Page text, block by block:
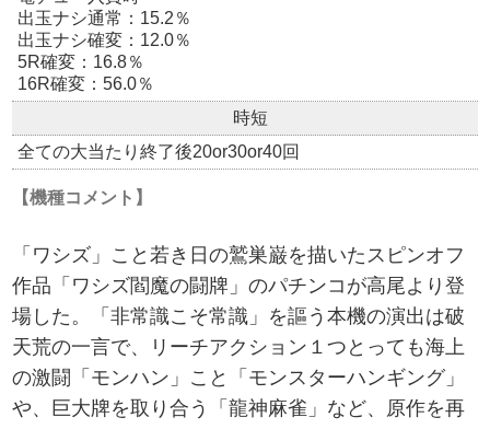
出玉ナシ通常：15.2％
出玉ナシ確変：12.0％
5R確変：16.8％
16R確変：56.0％
時短
全ての大当たり終了後20or30or40回
【機種コメント】
「ワシズ」こと若き日の鷲巣巌を描いたスピンオフ
作品「ワシズ閻魔の闘牌」のパチンコが高尾より登
場した。「非常識こそ常識」を謳う本機の演出は破
天荒の一言で、リーチアクション１つとっても海上
の激闘「モンハン」こと「モンスターハンギング」
や、巨大牌を取り合う「龍神麻雀」など、原作を再